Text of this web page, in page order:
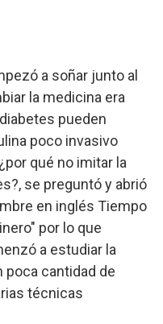
a soñar junto al
la medicina era
pueden
poco invasivo
qué no imitar la
se preguntó y abrió
en inglés Tiempo
por lo que
a estudiar la
poca cantidad de
técnicas